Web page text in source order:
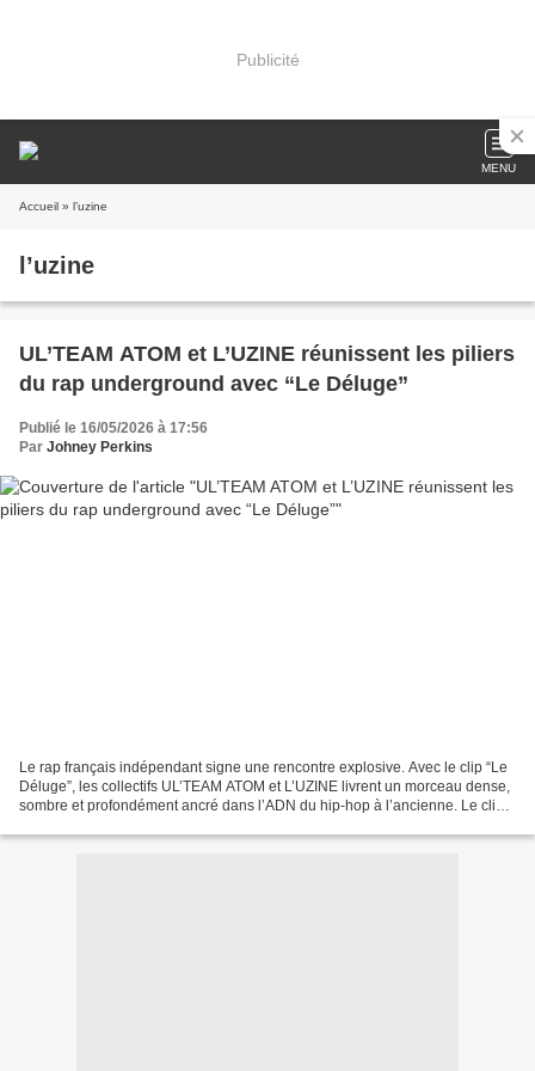
Publicité
MENU
Accueil » l’uzine
l’uzine
UL’TEAM ATOM et L’UZINE réunissent les piliers
du rap underground avec “Le Déluge”
Publié le 16/05/2026 à 17:56
Par Johney Perkins
Le rap français indépendant signe une rencontre explosive. Avec le clip “Le
Déluge”, les collectifs UL’TEAM ATOM et L’UZINE livrent un morceau dense,
sombre et profondément ancré dans l’ADN du hip-hop à l’ancienne. Le clip